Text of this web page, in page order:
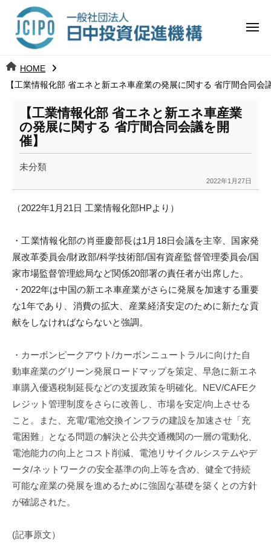
ツ 日
中
投
資
促
進
構
j
c
メ
HOME
【工業情報化部 省エネと新エネ車産業の発展に関する 省庁間合同会
【工業情報化部 省エネと新エネ車産業
の発展に関する 省庁間合同会議を開
催】
未分類
2022年1月27日
k
n
a
u
m
（2022年1月21日 工業情報化部HPより）
・工業情報化部の肖亜慶部長は1月18日会議を主宰、国家発
展改革委員会/財政部/科学技術部/国有資産監督管理委員会/国
家市場監督管理総局など関係20部署の責任者が出席した。
・2022年は中国の新エネ車産業がさらに発展を加速する重要
な1年であり、消費の拡大、 産業経済安定のために新たな貢
献をしなければならないと強調。
・カーボンピークアウト/カーボンニュートラルに向けた自
動車産業のグリーン発展ロードマップを策定、 早急に新エネ
車購入優遇税制延長などの支援政策を明確化。
NEV/CAFEク
レジット管理制度をさらに改善し、 市場を安定/向上させる
こと。また、充電/電池交換インフラの建設を加速させ「充
電困難」
となる問題の解決と公共交通機関の一層の電動化、
電池能力の向上とコスト削減、電池リサイクルシステムやデ
ータ/ネットワークの安全基準の向上等を含め、 健全で持続
可能な産業の発展を進めるために強固な基礎を築くとの方針
が確認された。
(記事原文）
日
中
資
進
機
構